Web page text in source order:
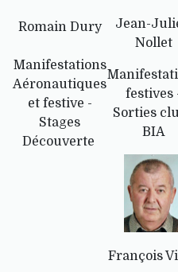
Romain Dury
Manifestations
Aéronautiques
et festive -
Stages
Découverte
Jean-
Nollet
festives
Sorties
BIA
François